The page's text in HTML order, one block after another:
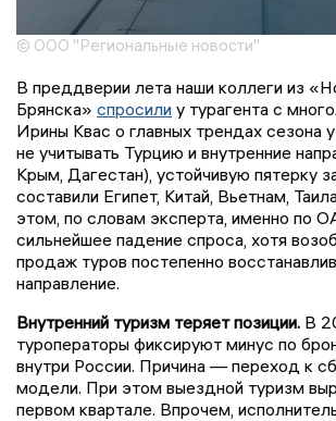
© ООО "Региональные новости"
В преддверии лета наши коллеги из
Брянска» спросили у турагента с
Ирины Квас о главных трендах сезона
не учитывать Турцию и внутренние
Крым, Дагестан), устойчивую пятерку
составили Египет, Китай, Вьетнам,
этом, по словам эксперта, именно по
сильнейшее падение спроса, хотя
продаж туров постепенно
направление.
Внутренний туризм теряет позиции. В
туроператоры фиксируют минус по
внутри России. Причина — переход к
модели. При этом выездной туризм
первом квартале. Впрочем,